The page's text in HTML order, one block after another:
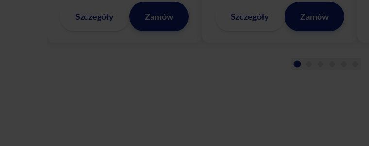
Szczegóły Zamów Szczegóły Zamów